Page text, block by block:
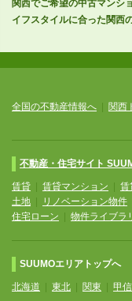
関西でご希望の中古マンシ
イフスタイルに合った関西
全国の不動産情報へ 関西
不動産・住宅サイト
賃貸 賃貸マンション 賃
土地
リノベーション物件
住宅ローン
物件ライブラ
SUUMOエリアトップへ
北海道 東北 関東 甲